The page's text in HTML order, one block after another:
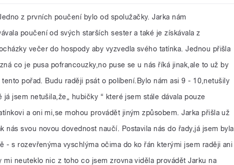
z prvních poučení bylo od spolužačky. Jarka nám
poučení od svých starších sester a také je získávala z
večer do hospody aby vyzvedla svého tatínka. Jednou přišla
co je pusa pofrancouzky,no puse se u nás říká jinak,ale to už by
tento pořad. Budu raději psát o políbení.Bylo nám asi 9 - 10,netušily
já jsem netušila,že„ hubičky “ které jsem stále dávala pouze
a oni mi,se mohou provádět jiným způsobem. Jarka přišla už
nás svou novou dovednost naučí. Postavila nás do řady,já jsem byla
- s rozevřenýma vyschlýma očima do ko řán kterými jsem raději ani
mi neuteklo nic z toho co jsem zrovna viděla provádět Jarku na